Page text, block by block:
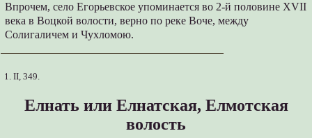
Впрочем, село Егорьевское упоминается во 2-й половине XVII
века в Воцкой волости, верно по реке Воче, между
Солигаличем и Чухломою.
1. II, 349.
Елнать или Елнатская, Елмотская
волость